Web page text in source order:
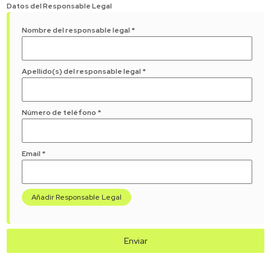
Datos del Responsable Legal
Nombre del responsable legal *
Apellido(s) del responsable legal *
Número de teléfono *
Email *
Enviar